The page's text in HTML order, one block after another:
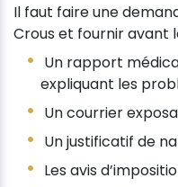
Il faut faire une
Crous et fournir avant
Un rapport
expliquant les
Un courrier
Un justificatif de
Les avis